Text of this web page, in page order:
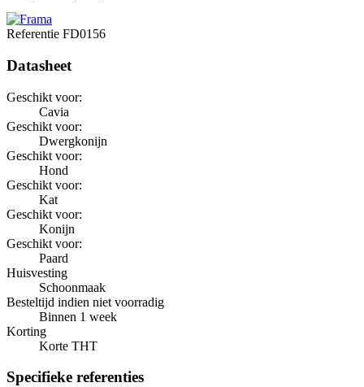
Referentie FD0156
Datasheet
Geschikt voor:
Cavia
Geschikt voor:
Dwergkonijn
Geschikt voor:
Hond
Geschikt voor:
Kat
Geschikt voor:
Konijn
Geschikt voor:
Paard
Huisvesting
Schoonmaak
Besteltijd indien niet voorradig
Binnen 1 week
Korting
Korte THT
Specifieke referenties